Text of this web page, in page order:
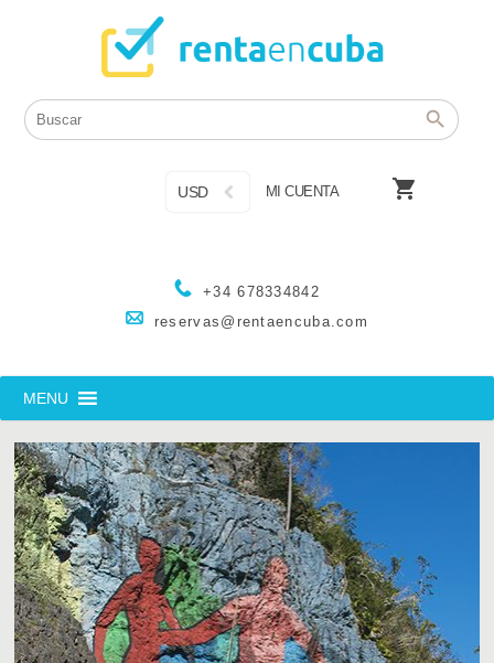
+34 678334842
reservas@rentaencuba.com
USD MI CUENTA 
MENU